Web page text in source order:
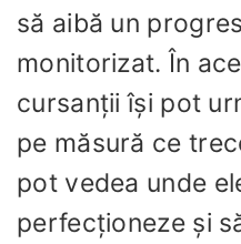
să aibă un
monitorizat. În
cursanții își pot
pe măsură ce
pot vedea unde
perfecționeze și